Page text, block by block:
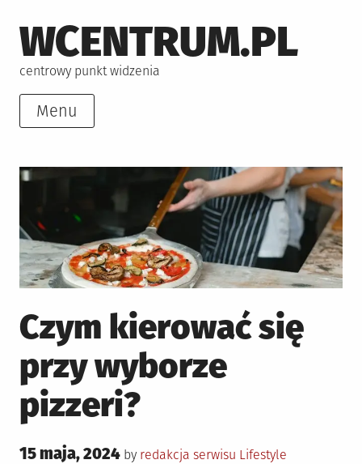
to
content
WCENTRUM.PL
centrowy punkt widzenia
Menu
Czym kierować się
przy wyborze
pizzeri?
Posted
15 maja, 2024 by redakcja serwisu Posted
Lifestyle